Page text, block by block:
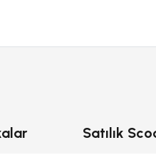
Satılık